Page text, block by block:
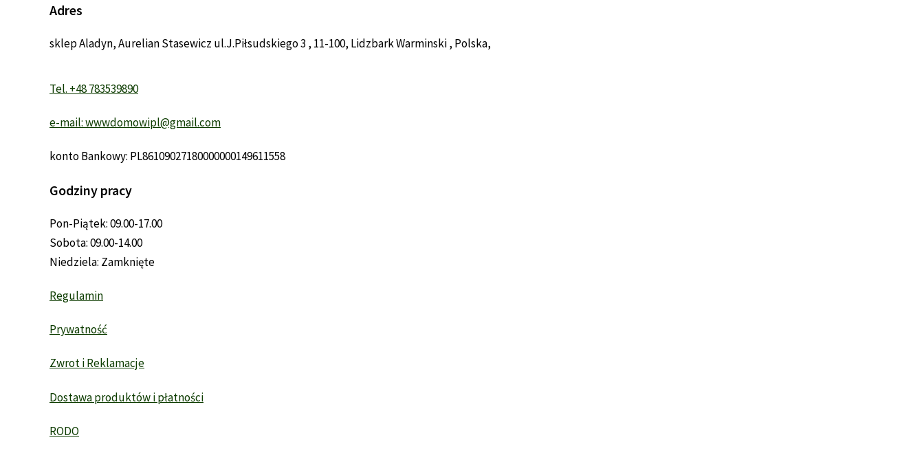
Adres
sklep Aladyn, Aurelian Stasewicz ul.J.Piłsudskiego 3 , 11-100, Lidzbark Warminski , Polska,
Tel. +48 783539890
e-mail: wwwdomowipl@gmail.com
konto Bankowy: PL86109027180000000149611558
Godziny pracy
Pon-Piątek: 09.00-17.00
Sobota: 09.00-14.00
Niedziela: Zamknięte
Regulamin
Prywatność
Zwrot i Reklamacje
Dostawa produktów i płatności
RODO